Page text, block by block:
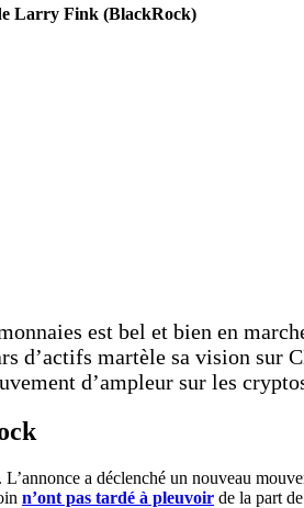
Larry Fink (BlackRock)
est bel et bien en
martèle sa vision sur
d’ampleur sur les
. L’annonce a déclenché un nouveau
n’ont pas tardé à pleuvoir de la part